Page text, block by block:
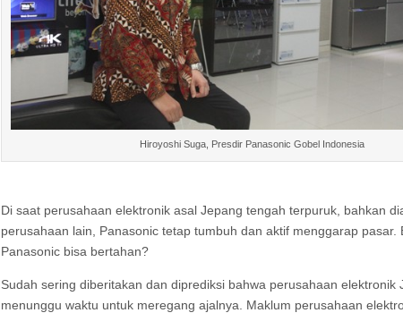
Hiroyoshi Suga, Presdir Panasonic Gobel Indonesia
Di saat perusahaan elektronik asal Jepang tengah terpuruk, bahkan
perusahaan lain, Panasonic tetap tumbuh dan aktif menggarap pasar.
Panasonic bisa bertahan?
Sudah sering diberitakan dan diprediksi bahwa perusahaan elektronik
menunggu waktu untuk meregang ajalnya. Maklum perusahaan